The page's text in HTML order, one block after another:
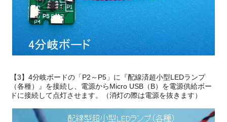
【3】4分岐ボードの「P2～P5」に『配線済超小型LEDランプ
（各種）』を接続し、電源からMicro USB（B）を電源供給ボー
ドに接続して点灯させます。（消灯の際は電源を抜きます）